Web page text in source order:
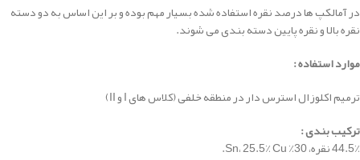
در آمالکپ ها درصد نقره استفاده شده بسیار مهم بوده و بر این اساس به دو دسته
نقره بالا و نقره پایین دسته بندی می شوند.
موارد استفاده :
ترمیم اکلوزال استرس دار در منطقه خلفی (کلاس های I و II)
ترکیب بندی:
44.5٪ نقره، 30٪ Sn، 25.5٪ Cu.